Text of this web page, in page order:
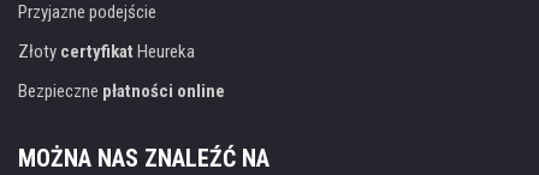
Przyjazne podejście
Złoty certyfikat Heureka
Bezpieczne płatności online
MOŻNA NAS ZNALEŹĆ NA